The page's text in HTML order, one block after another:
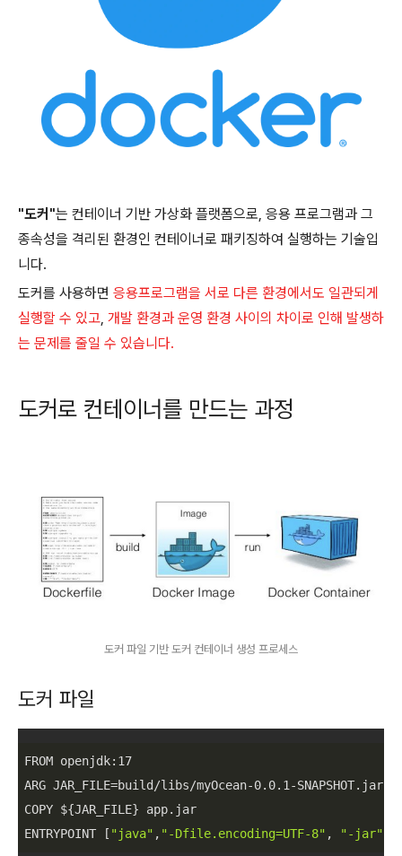
"도커"는 컨테이너 기반 가상화 플랫폼으로, 응용 프로그램과 그
종속성을 격리된 환경인 컨테이너로 패키징하여 실행하는 기술입
니다.
도커를 사용하면 응용프로그램을 서로 다른 환경에서도 일관되게
실행할 수 있고, 개발 환경과 운영 환경 사이의 차이로 인해 발생하
는 문제를 줄일 수 있습니다.
도커로 컨테이너를 만드는 과정
도커 파일 기반 도커 컨테이너 생성 프로세스
도커 파일
FROM openjdk: 17
ARG JAR_FILE=build/libs/myOcean-0.0.1 -SNAPSHOT.jar
COPY ${JAR_FILE} app.jar
ENTRYPOINT [ "java" , "-Dfile.encoding=UTF-8" , "-jar"